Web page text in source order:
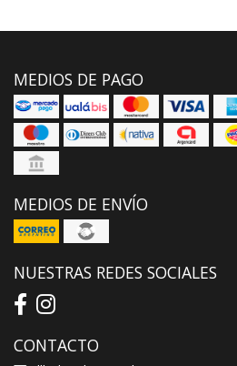
MEDIOS DE PAGO
MEDIOS DE ENVÍO
NUESTRAS REDES SOCIALES
CONTACTO